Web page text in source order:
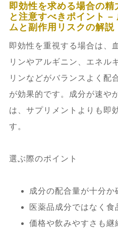
即効性を求める場合の
と注意すべきポイント
ムと副作用リスクの解説
即効性を重視する場合は、
リンやアルギニン、エネル
リンなどがバランスよく配
が効果的です。成分が速や
は、サプリメントよりも即
す。
選ぶ際のポイント
成分の配合量が十分か
医薬品成分ではなく食
価格や飲みやすさも継